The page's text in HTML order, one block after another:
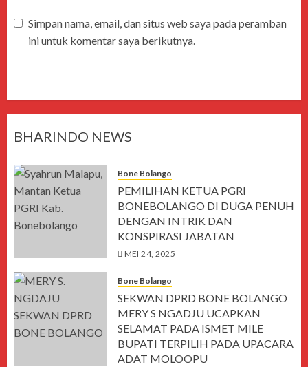
Simpan nama, email, dan situs web saya pada peramban
ini untuk komentar saya berikutnya.
BHARINDO NEWS
Bone Bolango
PEMILIHAN KETUA PGRI
BONEBOLANGO DI DUGA PENUH
DENGAN INTRIK DAN
KONSPIRASI JABATAN
MEI 24, 2025
Bone Bolango
SEKWAN DPRD BONE BOLANGO
MERY S NGADJU UCAPKAN
SELAMAT PADA ISMET MILE
BUPATI TERPILIH PADA UPACARA
ADAT MOLOOPU